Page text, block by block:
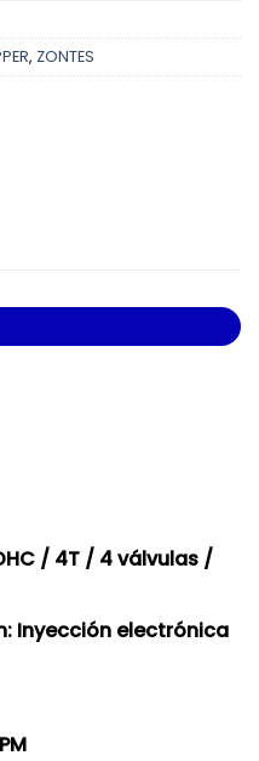
, ZONTES
/ 4T / 4 válvulas /
Inyección electrónica